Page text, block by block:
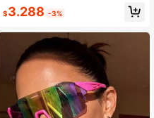
ones, playa, conducir, fiestas
$3.288 -3%